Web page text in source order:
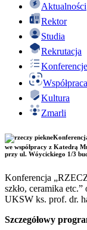
Aktualności
Rektor
Studia
Rekrutacja
Konferencje
Współpraca
Kultura
Zmarli
we współpracy z Katedrą
przy ul. Wóycickiego 1/3
Konferencja
szkło, ceramika
UKSW ks. prof. dr.
Szczegółowy